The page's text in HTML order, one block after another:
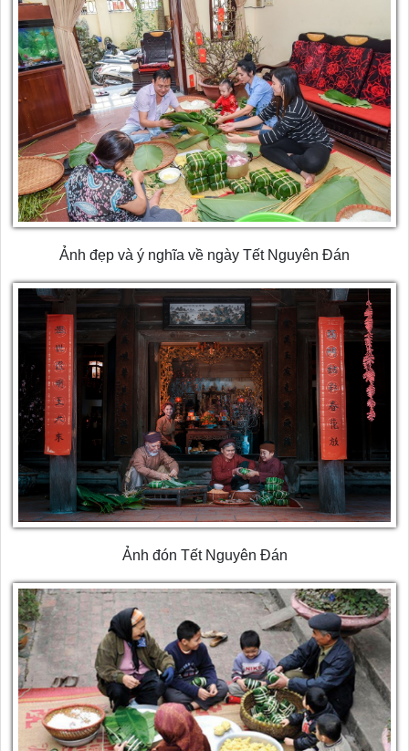
Ảnh đẹp và ý nghĩa về ngày Tết Nguyên Đán
Ảnh đón Tết Nguyên Đán